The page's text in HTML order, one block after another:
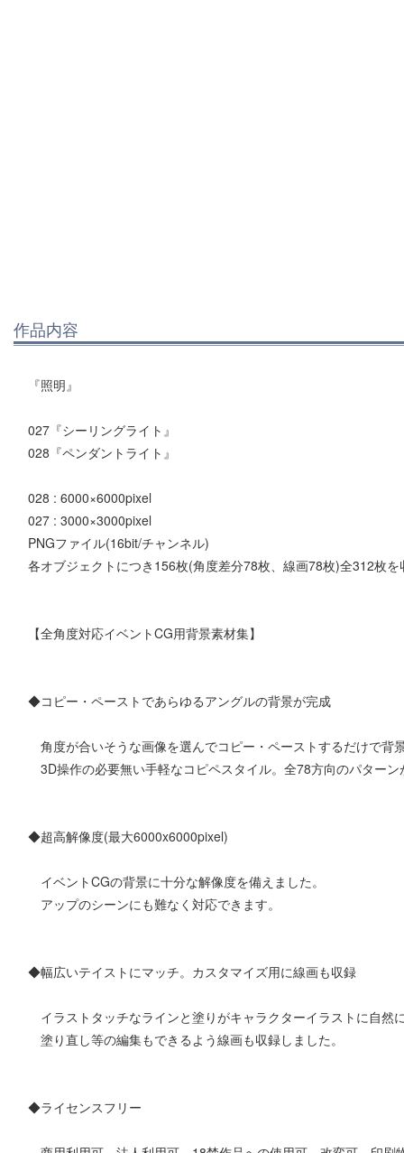
作品内容
『照明』
027『シーリングライト』
028『ペンダントライト』
028 : 6000×6000pixel
027 : 3000×3000pixel
PNGファイル(16bit/チャンネル)
各オブジェクトにつき156枚(角度差分78枚、線画78枚)全312枚を
【全角度対応イベントCG用背景素材集】
◆コピー・ペーストであらゆるアングルの背景が完成
角度が合いそうな画像を選んでコピー・ペーストするだけで背
3D操作の必要無い手軽なコピペスタイル。全78方向のパター
◆超高解像度(最大6000x6000pixel)
イベントCGの背景に十分な解像度を備えました。
アップのシーンにも難なく対応できます。
◆幅広いテイストにマッチ。カスタマイズ用に線画も収録
イラストタッチなラインと塗りがキャラクターイラストに自然
塗り直し等の編集もできるよう線画も収録しました。
◆ライセンスフリー